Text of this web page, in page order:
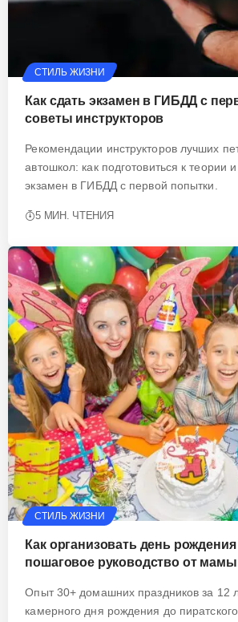
СТИЛЬ ЖИЗНИ
Как сдать экзамен в ГИБДД с
советы инструкторов
Рекомендации инструкторов лучших
автошкол: как подготовиться к теории
экзамен в ГИБДД с первой попытки.
5 МИН. ЧТЕНИЯ
СТИЛЬ ЖИЗНИ
Как организовать день
пошаговое руководство от мамы
Опыт 30+ домашних праздников за 12
камерного дня рождения до